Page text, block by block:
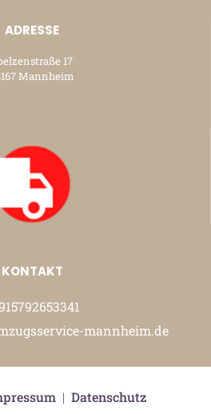
ADRESSE
17
Mannheim
KONTAKT
mannheim.de
| Datenschutz